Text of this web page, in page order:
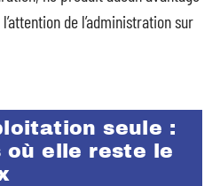
de l’administration sur
seule :
où elle reste le